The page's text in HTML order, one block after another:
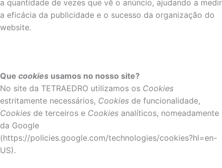
a quantidade de vezes que vê o anúncio, ajudando a medir
a eficácia da publicidade e o sucesso da organização do
website.
Que cookies usamos no nosso site?
No site da TETRAEDRO utilizamos os Cookies
estritamente necessários, Cookies de funcionalidade,
Cookies de terceiros e Cookies analíticos, nomeadamente
da Google
(https://policies.google.com/technologies/cookies?hl=en-
US).